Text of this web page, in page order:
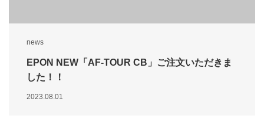
news
EPON NEW「AF-TOUR CB」ご注文いただきま
した！！
2023.08.01